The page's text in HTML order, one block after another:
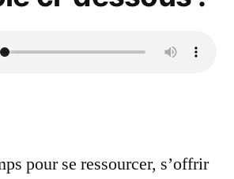
pour se ressourcer, s’offrir